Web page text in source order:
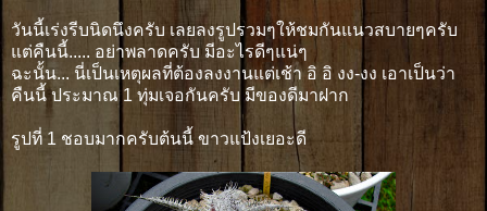
วันนี้เร่งรีบนิดนึงครับ เลยลงรูปรวมๆให้ชมกันแนวสบายๆครับ
แต่คืนนี้..... อย่าพลาดครับ มีอะไรดีๆแน่ๆ
ฉะนั้น... นี่เป็นเหตุผลที่ต้องลงงานแต่เช้า อิ อิ งง-งง เอาเป็นว่า
คืนนี้ ประมาณ 1 ทุ่มเจอกันครับ มีของดีมาฝาก
รูปที่ 1 ชอบมากครับต้นนี้ ขาวแป้งเยอะดี